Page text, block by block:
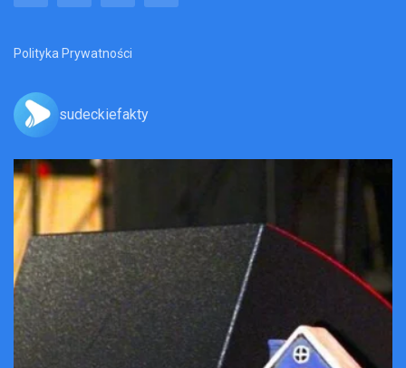
Polityka Prywatności
sudeckiefakty